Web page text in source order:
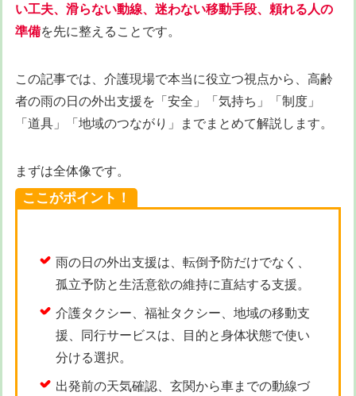
い工夫、滑らない動線、迷わない移動手段、頼れる人の
準備を先に整えることです。
この記事では、介護現場で本当に役立つ視点から、高齢
者の雨の日の外出支援を「安全」「気持ち」「制度」
「道具」「地域のつながり」までまとめて解説します。
まずは全体像です。
ここがポイント！
雨の日の外出支援は、転倒予防だけでなく、
孤立予防と生活意欲の維持に直結する支援。
介護タクシー、福祉タクシー、地域の移動支
援、同行サービスは、目的と身体状態で使い
分ける選択。
出発前の天気確認、玄関から車までの動線づ